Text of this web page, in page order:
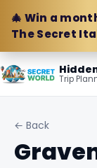
🎄 Win a
The Secret
Trip
← Back